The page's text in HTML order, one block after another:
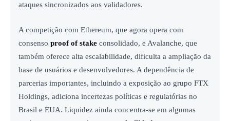
ataques sincronizados aos validadores.
A competição com Ethereum, que agora opera com
consenso proof of stake consolidado, e Avalanche, que
também oferece alta escalabilidade, dificulta a ampliação da
base de usuários e desenvolvedores. A dependência de
parcerias importantes, incluindo a exposição ao grupo FTX
Holdings, adiciona incertezas políticas e regulatórias no
Brasil e EUA. Liquidez ainda concentra-se em algumas